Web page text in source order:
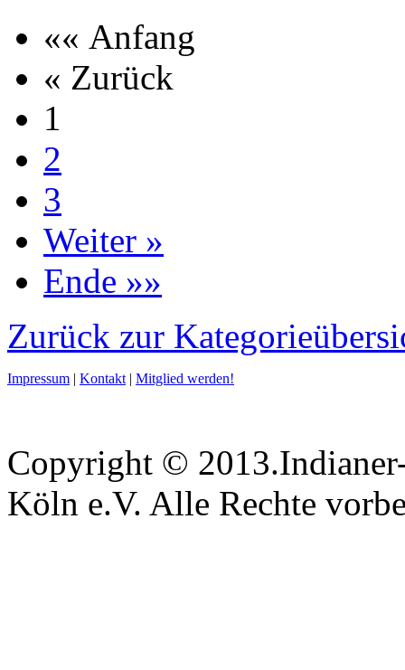
«« Anfang
« Zurück
1
2
3
Weiter »
Ende »»
Zurück zur
Impressum | Kontakt | Mitglied werden!
Copyright ©
Köln e.V. Alle Rechte